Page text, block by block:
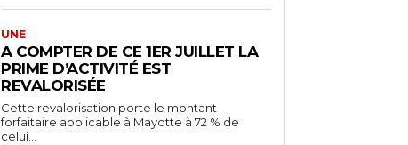
UNE
A COMPTER DE CE 1ER JUILLET LA
PRIME D’ACTIVITÉ EST
REVALORISÉE
Cette revalorisation porte le montant
forfaitaire applicable à Mayotte à 72 % de
celui...